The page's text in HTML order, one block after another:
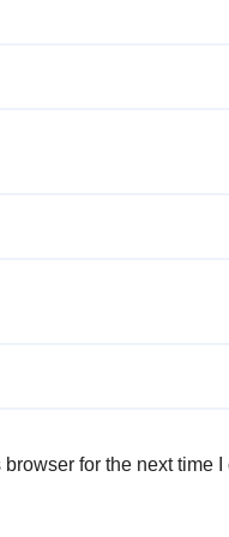
for the next time I